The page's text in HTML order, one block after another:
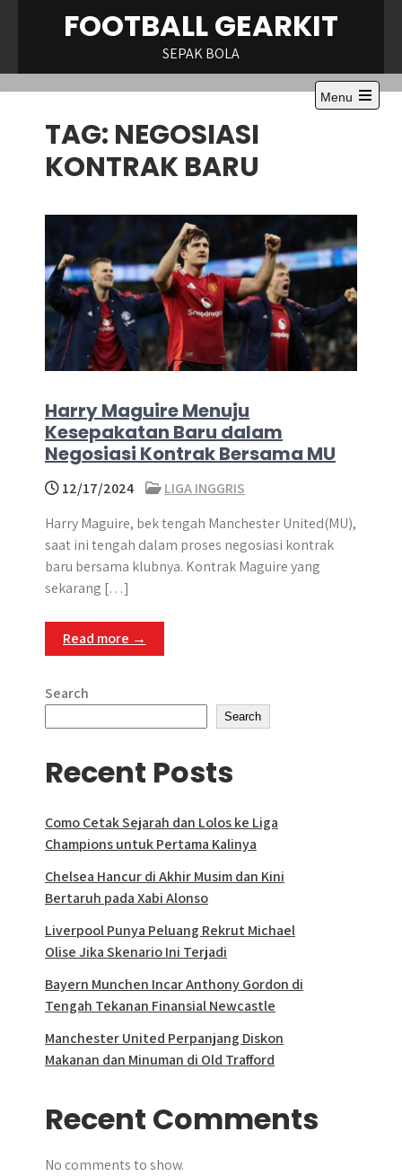
FOOTBALL GEARKIT
SEPAK BOLA
Menu
Open
TAG: NEGOSIASI
KONTRAK BARU
Harry Maguire Menuju
Kesepakatan Baru dalam
Negosiasi Kontrak Bersama MU
12/17/2024
LIGA INGGRIS
Harry Maguire, bek tengah Manchester United(MU),
saat ini tengah dalam proses negosiasi kontrak
baru bersama klubnya. Kontrak Maguire yang
sekarang […]
Read more →
Search
Search
Recent Posts
Como Cetak Sejarah dan Lolos ke Liga
Champions untuk Pertama Kalinya
Chelsea Hancur di Akhir Musim dan Kini
Bertaruh pada Xabi Alonso
Liverpool Punya Peluang Rekrut Michael
Olise Jika Skenario Ini Terjadi
Bayern Munchen Incar Anthony Gordon di
Tengah Tekanan Finansial Newcastle
Manchester United Perpanjang Diskon
Makanan dan Minuman di Old Trafford
Recent Comments
No comments to show.